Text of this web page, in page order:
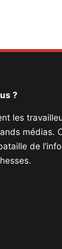
?
les
médias.
de